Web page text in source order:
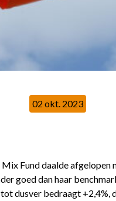
02 okt. 2023
Fund daalde afgelopen
goed dan haar
dusver bedraagt +2,4%,